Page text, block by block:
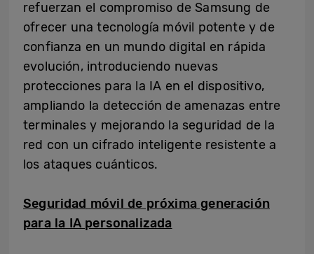
refuerzan el compromiso de Samsung de
ofrecer una tecnología móvil potente y de
confianza en un mundo digital en rápida
evolución, introduciendo nuevas
protecciones para la IA en el dispositivo,
ampliando la detección de amenazas entre
terminales y mejorando la seguridad de la
red con un cifrado inteligente resistente a
los ataques cuánticos.
Seguridad móvil de próxima generación
para la IA personalizada